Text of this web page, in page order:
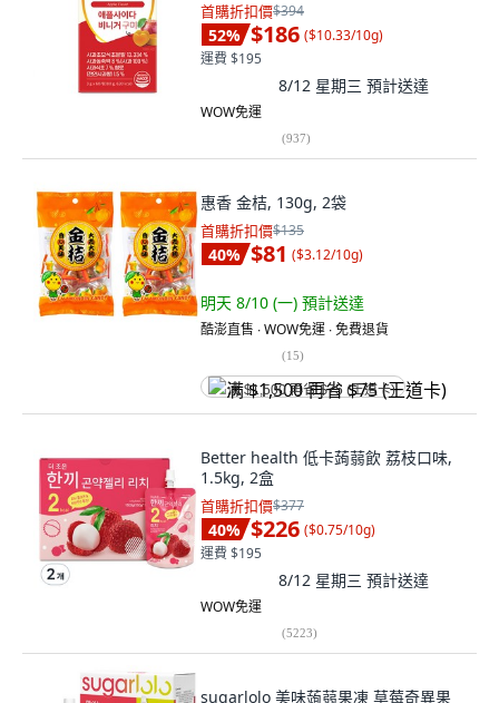
首購折扣價$394
52% $186 ($10.33/10g)
運費 $195
8/12 星期三 預計送達
WOW免運
(937)
惠香 金桔, 130g, 2袋
首購折扣價$135
40% $81 ($3.12/10g)
明天 8/10 (一) 預計送達
酷澎直售 ∙ WOW免運 ∙ 免費退貨
(15)
满 $1,500 再省 $75 (王道卡)
Better health 低卡蒟蒻飲 荔枝口味,
1.5kg, 2盒
首購折扣價$377
40% $226 ($0.75/10g)
運費 $195
8/12 星期三 預計送達
WOW免運
(5223)
sugarlolo 美味蒟蒻果凍 草莓奇異果